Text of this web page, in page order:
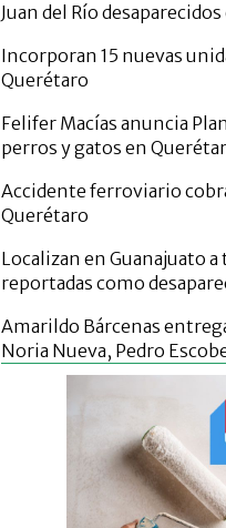
Juan del Río
Incorporan 15 nuevas
Querétaro
Felifer Macías anuncia
perros y gatos en
Accidente ferroviario
Querétaro
Localizan en Guanajuato
reportadas como
Amarildo Bárcenas
Noria Nueva, Pedro